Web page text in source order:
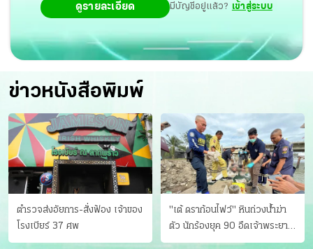
ดูรายละเอียด มีบัญชีอยู่แล้ว? เข้าสู่ระบบ
ข่าวหนังสือพิมพ์
ตำรวจส่งอัยการ-สั่งฟ้อง เจ้าของ
โรงเบียร์ 37 ศพ
"เต้ ดราก้อนไฟว์" หินถ่วงน้ำฆ่า
ตัว นักร้องยุค 90 อืดเจ้าพระยา
แฟนหาตัววุ่น เครียดธุรกิจ!